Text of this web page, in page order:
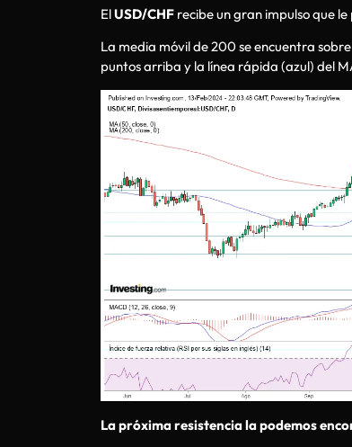
ElUSD/CHF recibe un gran impulso que
La media móvil de 200 se encuentra
puntos arriba y la línea rápida (azul) del
La próxima resistencia la podemos